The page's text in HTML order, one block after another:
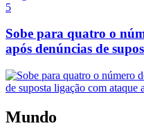
5
Sobe para quatro o
após denúncias de
Mundo